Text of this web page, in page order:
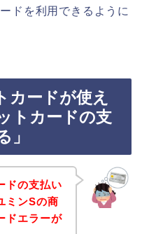
ドを利用できるように
カードが使え
トカードの支
」
ドの支払い
ミンSの商
ドエラーが